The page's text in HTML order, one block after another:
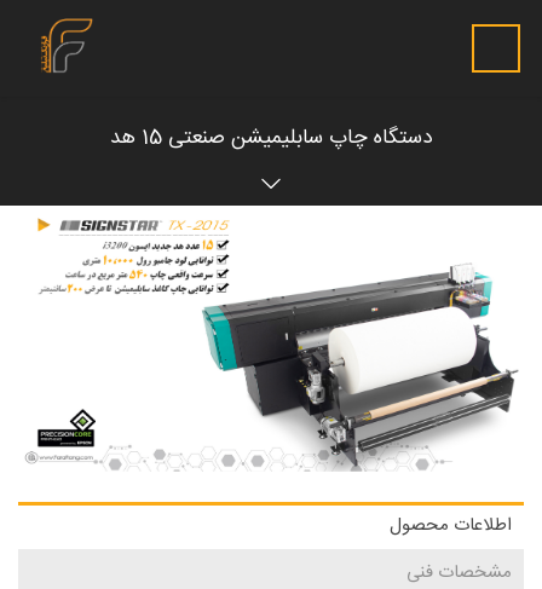
دستگاه چاپ سابلیمیشن صنعتی 15 هد
اطلاعات محصول
مشخصات فنی